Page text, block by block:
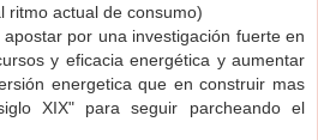
ritmo actual de consumo)
por una investigación fuerte en
y eficacia energética y aumentar
energetica que en construir mas
XIX" para seguir parcheando el